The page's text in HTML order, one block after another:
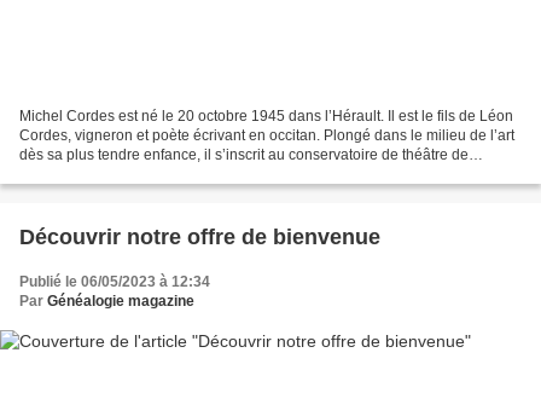
Michel Cordes est né le 20 octobre 1945 dans l’Hérault. Il est le fils de Léon
Cordes, vigneron et poète écrivant en occitan. Plongé dans le milieu de l’art
dès sa plus tendre enfance, il s’inscrit au conservatoire de théâtre de
Découvrir notre offre de bienvenue
Publié le 06/05/2023 à 12:34
Par Généalogie magazine